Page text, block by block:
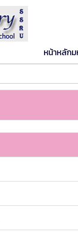
หน้าหลัก